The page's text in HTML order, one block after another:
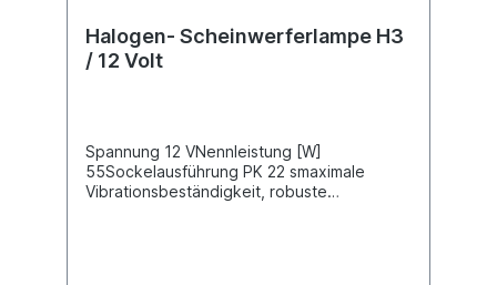
Halogen- Scheinwerferlampe H3
/ 12 Volt
Spannung 12 VNennleistung [W]
55Sockelausführung PK 22 smaximale
Vibrationsbeständigkeit, robuste